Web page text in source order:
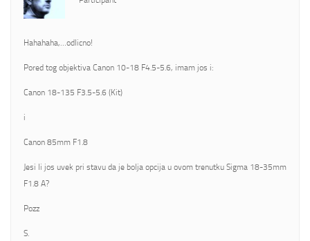
Hahahaha,…odlicno!
Pored tog objektiva Canon 10-18 F4.5-5.6, imam jos i:
Canon 18-135 F3.5-5.6 (Kit)
i
Canon 85mm F1.8
Jesi li jos uvek pri stavu da je bolja opcija u ovom trenutku Sigma 18-35mm
F1.8 A?
Pozz
S.